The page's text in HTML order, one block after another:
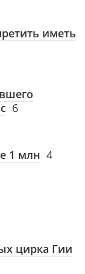
иметь
6
1 млн 4
цирка Гии